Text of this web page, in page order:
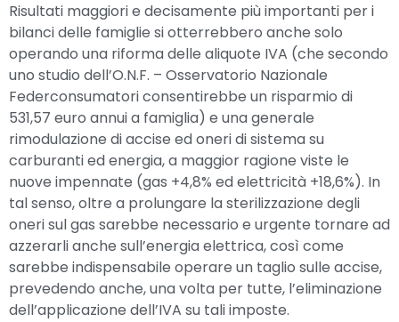
Risultati maggiori e decisamente più importanti per i
bilanci delle famiglie si otterrebbero anche solo
operando una riforma delle aliquote IVA (che secondo
uno studio dell’O.N.F. – Osservatorio Nazionale
Federconsumatori consentirebbe un risparmio di
531,57 euro annui a famiglia) e una generale
rimodulazione di accise ed oneri di sistema su
carburanti ed energia, a maggior ragione viste le
nuove impennate (gas +4,8% ed elettricità +18,6%). In
tal senso, oltre a prolungare la sterilizzazione degli
oneri sul gas sarebbe necessario e urgente tornare ad
azzerarli anche sull’energia elettrica, così come
sarebbe indispensabile operare un taglio sulle accise,
prevedendo anche, una volta per tutte, l’eliminazione
dell’applicazione dell’IVA su tali imposte.